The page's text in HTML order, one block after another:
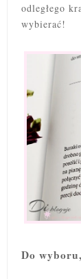
odległego
wybierać!
Do